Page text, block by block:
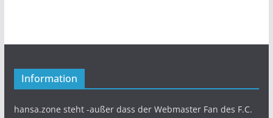
Information
hansa.zone steht -außer dass der Webmaster Fan des F.C.